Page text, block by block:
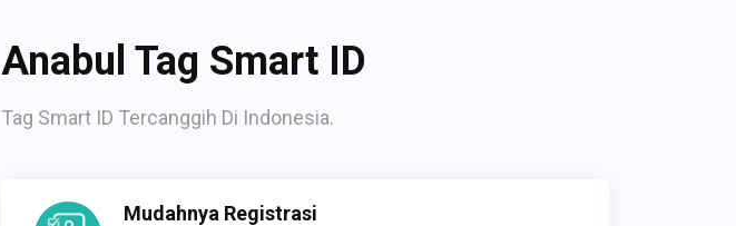
Anabul Tag Smart ID
Tag Smart ID Tercanggih Di Indonesia.
Mudahnya Registrasi